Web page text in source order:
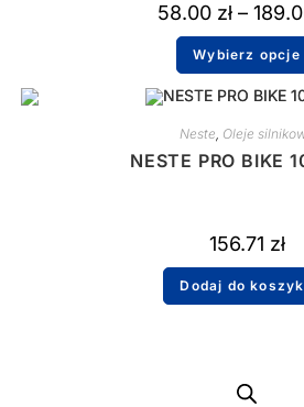
58.00 zł –
Wybierz opcje
Neste, Oleje
NESTE PRO BIKE
156.71 zł
Dodaj do